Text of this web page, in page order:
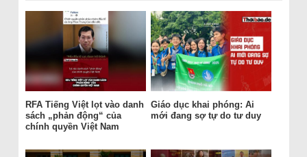
RFA Tiếng Việt lọt vào danh
sách „phản động“ của
chính quyền Việt Nam
Giáo dục khai phóng: Ai
mới đang sợ tự do tư duy